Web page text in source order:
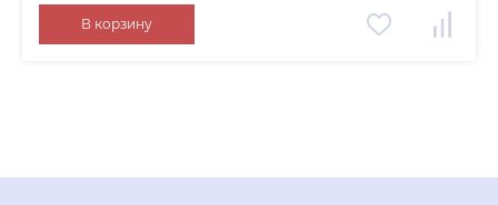
В корзину